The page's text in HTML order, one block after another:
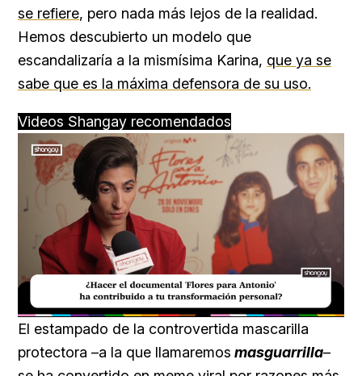
se refiere, pero nada más lejos de la realidad.
Hemos descubierto un modelo que
escandalizaría a la mismísima Karina, que ya se
sabe que es la máxima defensora de su uso.
Videos Shangay recomendados
Unmute Loaded:
20.99%
El estampado de la controvertida mascarilla
protectora –a la que llamaremos masguarrilla–